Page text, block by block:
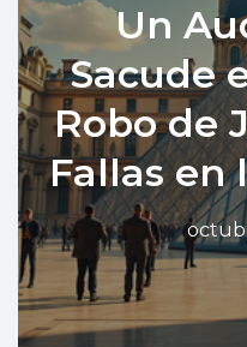
Un
Sacude
Robo de
Fallas en